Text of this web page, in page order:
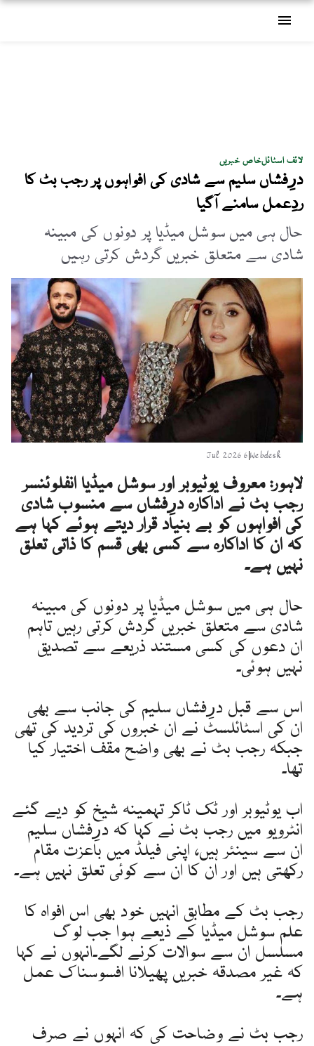
menu
لائف اسٹائلخاص خبریں
درِفشاں سلیم سے شادی کی افواہوں پر رجب بٹ کا
ردِعمل سامنے آگیا
حال ہی میں سوشل میڈیا پر دونوں کی مبینہ
شادی سے متعلق خبریں گردش کرتی رہیں
Webdesk
|
6 Jul 2026
لاہور: معروف یوٹیوبر اور سوشل میڈیا انفلوئنسر
رجب بٹ نے اداکارہ درِفشاں سے منسوب شادی
کی افواہوں کو بے بنیاد قرار دیتے ہوئے کہا ہے
کہ ان کا اداکارہ سے کسی بھی قسم کا ذاتی تعلق
نہیں ہے۔
حال ہی میں سوشل میڈیا پر دونوں کی مبینہ
شادی سے متعلق خبریں گردش کرتی رہیں تاہم
ان دعوں کی کسی مستند ذریعے سے تصدیق
نہیں ہوئی۔
اس سے قبل درِفشاں سلیم کی جانب سے بھی
ان کی اسٹائلسٹ نے ان خبروں کی تردید کی تھی
جبکہ رجب بٹ نے بھی واضح مقف اختیار کیا
تھا۔
اب یوٹیوبر اور ٹک ٹاکر تہمینہ شیخ کو دیے گئے
انٹرویو میں رجب بٹ نے کہا کہ درِفشاں سلیم
ان سے سینئر ہیں، اپنی فیلڈ میں باعزت مقام
رکھتی ہیں اور ان کا ان سے کوئی تعلق نہیں ہے۔
رجب بٹ کے مطابق انہیں خود بھی اس افواہ کا
علم سوشل میڈیا کے ذیعے ہوا جب لوگ
مسلسل ان سے سوالات کرنے لگے۔انہوں نے کہا
کہ غیر مصدقہ خبریں پھیلانا افسوسناک عمل
ہے۔
رجب بٹ نے وضاحت کی کہ انہوں نے صرف